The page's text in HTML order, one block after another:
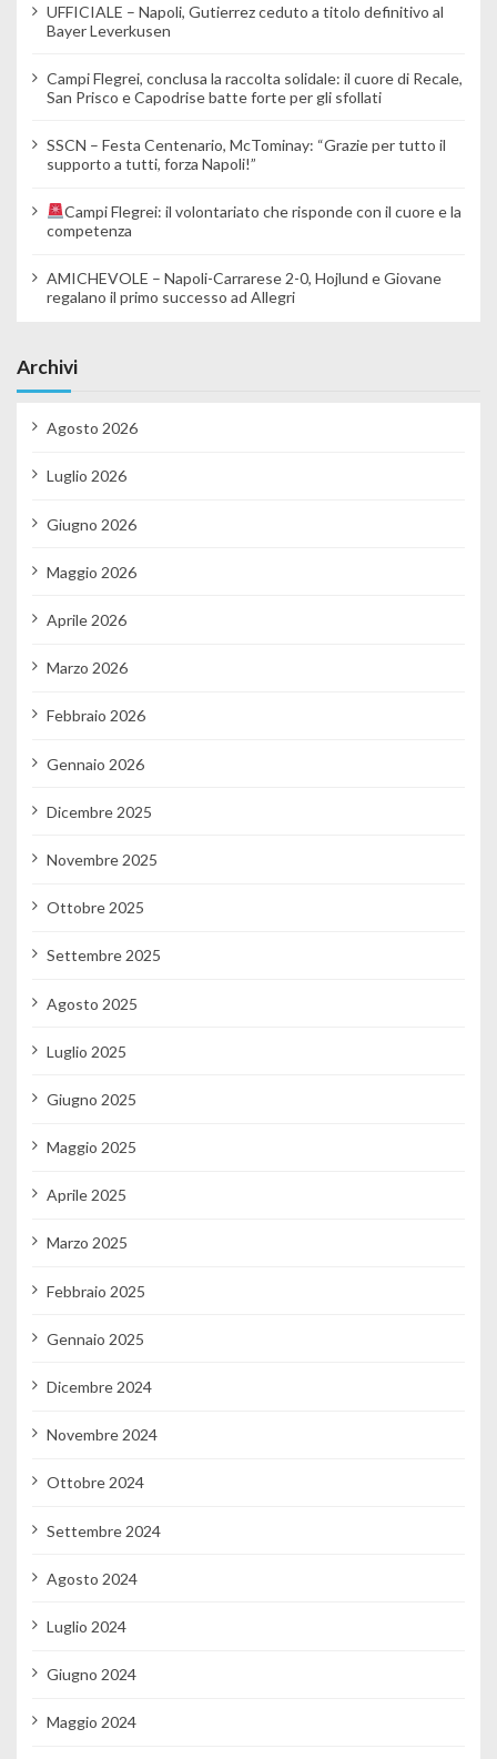
UFFICIALE – Napoli, Gutierrez ceduto a titolo definitivo al
Bayer Leverkusen
Campi Flegrei, conclusa la raccolta solidale: il cuore di Recale,
San Prisco e Capodrise batte forte per gli sfollati
SSCN – Festa Centenario, McTominay: “Grazie per tutto il
supporto a tutti, forza Napoli!”
Campi Flegrei: il volontariato che risponde con il cuore e la
competenza
AMICHEVOLE – Napoli-Carrarese 2-0, Hojlund e Giovane
regalano il primo successo ad Allegri
Archivi
Agosto 2026
Luglio 2026
Giugno 2026
Maggio 2026
Aprile 2026
Marzo 2026
Febbraio 2026
Gennaio 2026
Dicembre 2025
Novembre 2025
Ottobre 2025
Settembre 2025
Agosto 2025
Luglio 2025
Giugno 2025
Maggio 2025
Aprile 2025
Marzo 2025
Febbraio 2025
Gennaio 2025
Dicembre 2024
Novembre 2024
Ottobre 2024
Settembre 2024
Agosto 2024
Luglio 2024
Giugno 2024
Maggio 2024